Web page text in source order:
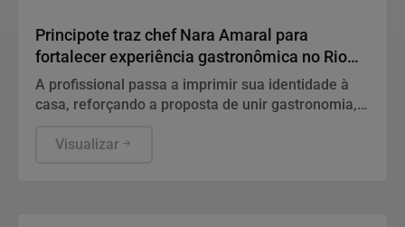
Principote traz chef Nara Amaral para
fortalecer experiência gastronômica no Rio
Vermelho
A profissional passa a imprimir sua identidade à
casa, reforçando a proposta de unir gastronomia,
Visualizar